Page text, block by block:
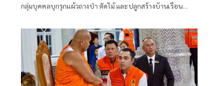
กลุ่มบุคคลบุกรุกแผ้วถางป่า ตัดไม้ และปลูกสร้างบ้านเรือน
ที่ 2 ตำบลกะรน อำเภอเมืองภูเก็ต จังหวัดภูเก็ต